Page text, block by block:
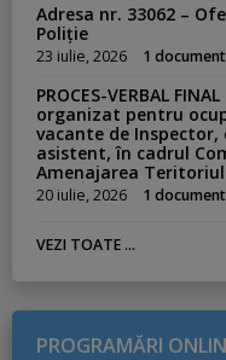
Adresa nr. 33062 –
Poliție
23 iulie, 2026 1 document
PROCES-VERBAL
organizat pentru
vacante de
asistent, în cadrul
Amenajarea
20 iulie, 2026 1 document
VEZI TOATE ...
PROGRAMĂRI